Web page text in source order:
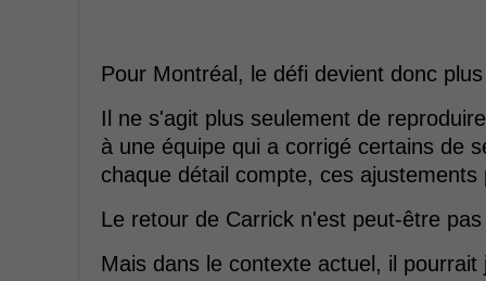
Pour Montréal, le défi devient donc
Il ne s'agit plus seulement de
à une équipe qui a corrigé certains de
chaque détail compte, ces
Le retour de Carrick n'est peut-être
Mais dans le contexte actuel, il